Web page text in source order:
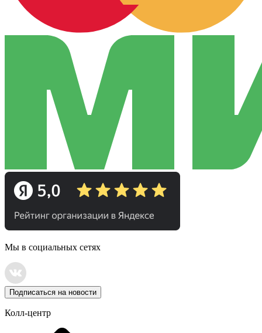
Мы в социальных сетях
Подписаться на новости
Колл-центр